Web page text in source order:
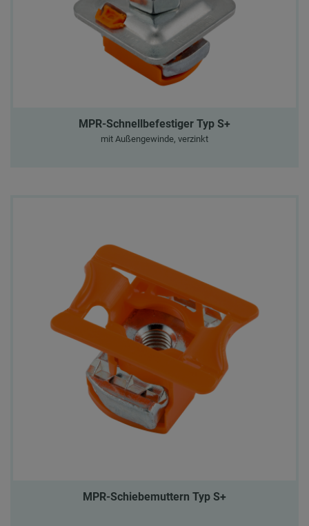
MPR-Schnellbefestiger Typ S+
mit Außengewinde, verzinkt
MPR-Schiebemuttern Typ S+